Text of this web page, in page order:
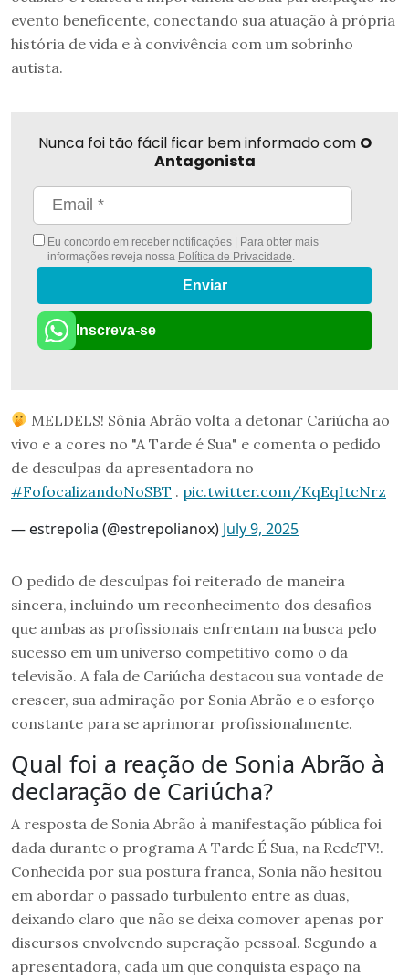
evento beneficente, conectando sua atuação à própria
história de vida e à convivência com um sobrinho
autista.
Nunca foi tão fácil ficar bem informado com O
Antagonista
Eu concordo em receber notificações | Para obter mais
informações reveja nossa Política de Privacidade
Enviar
Inscreva-se
MELDELS! Sônia Abrão volta a detonar Cariúcha ao
vivo e a cores no "A Tarde é Sua" e comenta o pedido
de desculpas da apresentadora no
#FofocalizandoNoSBT . pic.twitter.com/KqEqItcNrz
— estrepolia (@estrepolianox) July 9, 2025
O pedido de desculpas foi reiterado de maneira
sincera, incluindo um reconhecimento dos desafios
que ambas as profissionais enfrentam na busca pelo
sucesso em um universo competitivo como o da
televisão. A fala de Cariúcha destacou sua vontade de
crescer, sua admiração por Sonia Abrão e o esforço
constante para se aprimorar profissionalmente.
Qual foi a reação de Sonia Abrão à
declaração de Cariúcha?
A resposta de Sonia Abrão à manifestação pública foi
dada durante o programa A Tarde É Sua, na RedeTV!.
Conhecida por sua postura franca, Sonia não hesitou
em abordar o passado turbulento entre as duas,
deixando claro que não se deixa comover apenas por
discursos envolvendo superação pessoal. Segundo a
apresentadora, cada um que conquista espaço na